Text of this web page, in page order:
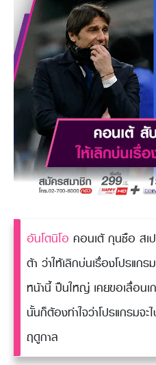
อันโตนิโอ คอนเต้ กุนซือ สเ
ต้า ว่าให้เลิกบ่นเรื่องโปรแกร
หน้านี้ ปืนใหญ่ เคยขอเลื่อนเ
นั้นก็ต้องทำใจว่าโปรแกรมจะ
ฤดูกาล